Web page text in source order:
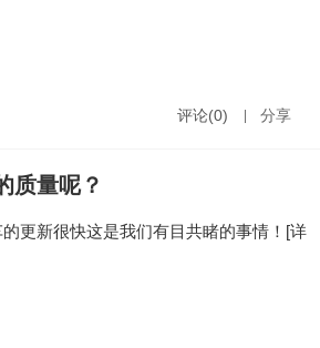
评论(0) 分享
质量呢？
更新很快这是我们有目共睹的事情！ [详